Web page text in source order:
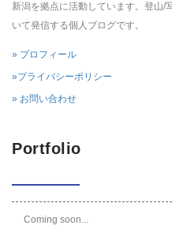
新潟を拠点に活動しています。登山/
いて発信する個人ブログです。
» プロフィール
»プライバシーポリシー
» お問い合わせ
Portfolio
Coming soon...